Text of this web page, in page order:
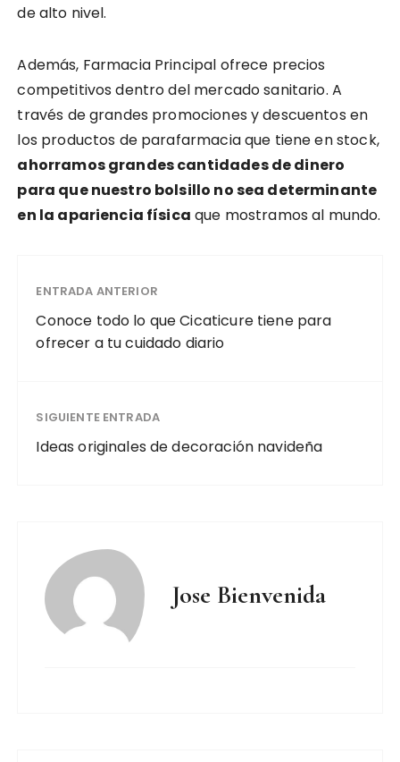
de alto nivel.
Además, Farmacia Principal ofrece precios
competitivos dentro del mercado sanitario. A
través de grandes promociones y descuentos en
los productos de parafarmacia que tiene en stock,
ahorramos grandes cantidades de dinero
para que nuestro bolsillo no sea determinante
en la apariencia física que mostramos al mundo.
ENTRADA ANTERIOR
Conoce todo lo que Cicaticure tiene para
ofrecer a tu cuidado diario
SIGUIENTE ENTRADA
Ideas originales de decoración navideña
Jose Bienvenida